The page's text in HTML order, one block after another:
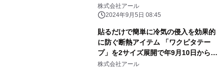
10日に発売
株式会社アール
2024年9月5日 08:45
貼るだけで簡単に冷気の侵入を効果的
に防ぐ断熱アイテム 「ワクピタテー
プ」を2サイズ展開で年9月10日から発
売
株式会社アール